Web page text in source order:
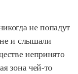
не попадут
и слышали
непринято
зона чей-то